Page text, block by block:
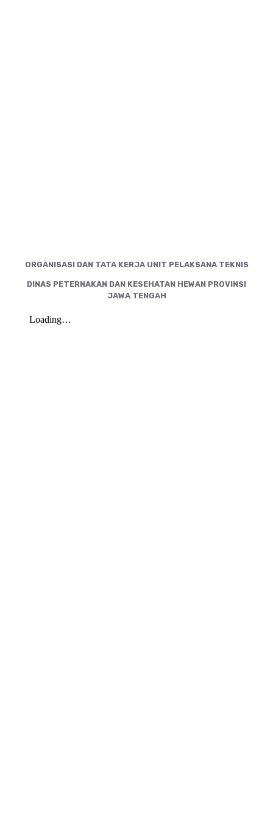
ORGANISASI DAN TATA KERJA UNIT PELAKSANA TEKNIS
DINAS PETERNAKAN DAN KESEHATAN HEWAN PROVINSI
JAWA TENGAH